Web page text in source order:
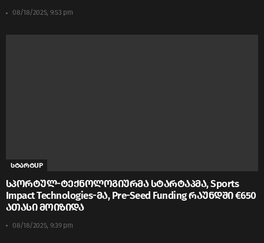
08/18/2025, 9:53 pm
სტარტUP
სპორტულ-ტექნოლოგიურმა სტარტაპმა, Sports
Impact Technologies-მა, Pre-Seed Funding რაუნდში €650
ათასი მოიზიდა
08/18/2025, 9:39 pm